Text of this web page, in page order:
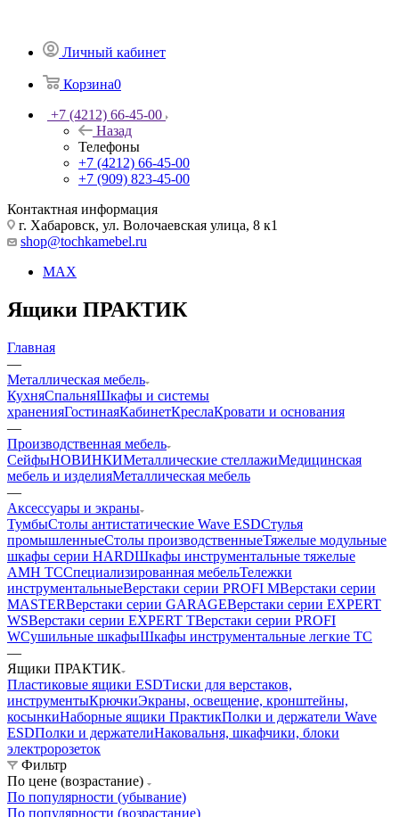
Личный кабинет
Корзина0
+7 (4212) 66-45-00
Назад
Телефоны
+7 (4212) 66-45-00
+7 (909) 823-45-00
Контактная информация
г. Хабаровск, ул. Волочаевская улица, 8 к1
shop@tochkamebel.ru
MAX
Ящики ПРАКТИК
Главная
—
Металлическая мебель
КухняСпальняШкафы и системы
храненияГостинаяКабинетКреслаКровати и основания
—
Производственная мебель
СейфыНОВИНКИМеталлические стеллажиМедицинская
мебель и изделияМеталлическая мебель
—
Аксессуары и экраны
ТумбыСтолы антистатические Wave ESDСтулья
промышленныеСтолы производственныеТяжелые модульные
шкафы серии HARDШкафы инструментальные тяжелые
AMH TCCпециализированная мебельТележки
инструментальныеВерстаки серии PROFI MВерстаки серии
MASTERВерстаки серии GARAGEВерстаки серии EXPERT
WSВерстаки серии EXPERT TВерстаки серии PROFI
WCушильные шкафыШкафы инструментальные легкие ТС
—
Ящики ПРАКТИК
Пластиковые ящики ESDТиски для верстаков,
инструментыКрючкиЭкраны, освещение, кронштейны,
косынкиНаборные ящики ПрактикПолки и держатели Wave
ESDПолки и держателиНаковальня, шкафчики, блоки
электророзеток
Фильтр
По цене (возрастание)
По популярности (убывание)
По популярности (возрастание)